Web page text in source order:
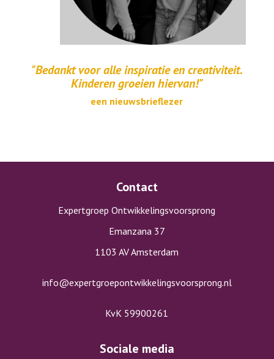
"Bedankt voor alle inspiratie en creativiteit.
Kinderen groeien hiervan!"
een nieuwsbrieflezer
Contact
Expertgroep Ontwikkelingsvoorsprong
Emanzana 37
1103 AV Amsterdam
info@expertgroepontwikkelingsvoorsprong.nl
KvK 59900261
Sociale media